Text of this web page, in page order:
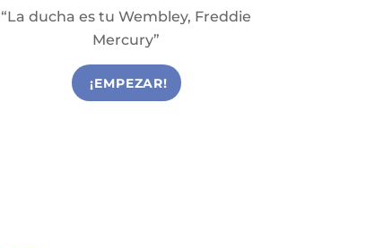
“La ducha es tu Wembley, Freddie
Mercury”
¡EMPEZAR!